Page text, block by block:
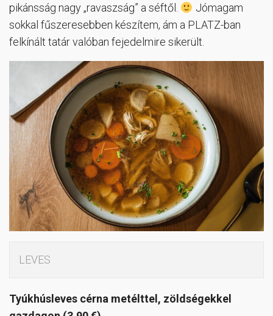
pikánsság nagy „ravaszság” a séftől.
Jómagam
sokkal fűszeresebben készítem, ám a PLATZ-ban
felkínált tatár valóban fejedelmire sikerült.
LEVES
Tyúkhúsleves cérna metélttel, zöldségekkel